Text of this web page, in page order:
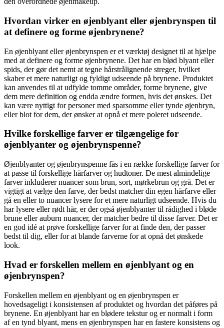
Hvordan virker en øjenblyant eller øjenbrynspen til
at definere og forme øjenbrynene?
En øjenblyant eller øjenbrynspen er et værktøj designet til at hjælpe
med at definere og forme øjenbrynene. Det har en blød blyant eller
spids, der gør det nemt at tegne hårstrålignende streger, hvilket
skaber et mere naturligt og fyldigt udseende på brynene. Produktet
kan anvendes til at udfylde tomme områder, forme brynene, give
dem mere definition og endda ændre formen, hvis det ønskes. Det
kan være nyttigt for personer med sparsomme eller tynde øjenbryn,
eller blot for dem, der ønsker at opnå et mere poleret udseende.
Hvilke forskellige farver er tilgængelige for
øjenblyanter og øjenbrynspenne?
Øjenblyanter og øjenbrynspenne fås i en række forskellige farver for
at passe til forskellige hårfarver og hudtoner. De mest almindelige
farver inkluderer nuancer som brun, sort, mørkebrun og grå. Det er
vigtigt at vælge den farve, der bedst matcher din egen hårfarve eller
gå en eller to nuancer lysere for et mere naturligt udseende. Hvis du
har lysere eller rødt hår, er der også øjenblyanter til rådighed i bløde
brune eller auburn nuancer, der matcher bedre til disse farver. Det er
en god idé at prøve forskellige farver for at finde den, der passer
bedst til dig, eller for at blande farverne for at opnå det ønskede
look.
Hvad er forskellen mellem en øjenblyant og en
øjenbrynspen?
Forskellen mellem en øjenblyant og en øjenbrynspen er
hovedsageligt i konsistensen af produktet og hvordan det påføres på
brynene. En øjenblyant har en blødere tekstur og er normalt i form
af en tynd blyant, mens en øjenbrynspen har en fastere konsistens og